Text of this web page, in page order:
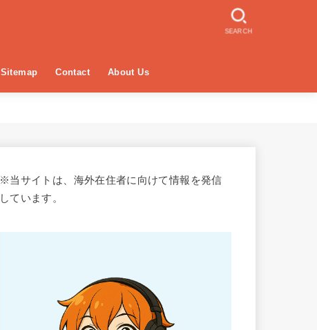
Sitemap Contact About Us
SEARCH
※当サイトは、海外在住者に向けて情報を発信
しています。